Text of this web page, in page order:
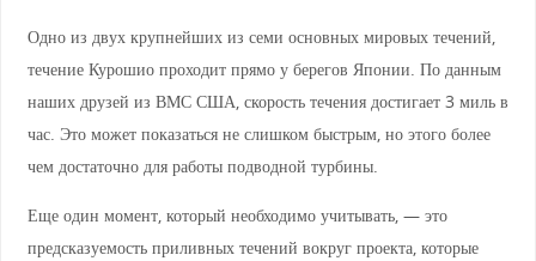
Одно из двух крупнейших из семи основных мировых течений,
течение Курошио проходит прямо у берегов Японии. По данным
наших друзей из ВМС США, скорость течения достигает 3 миль в
час. Это может показаться не слишком быстрым, но этого более
чем достаточно для работы подводной турбины.
Еще один момент, который необходимо учитывать, — это
предсказуемость приливных течений вокруг проекта, которые